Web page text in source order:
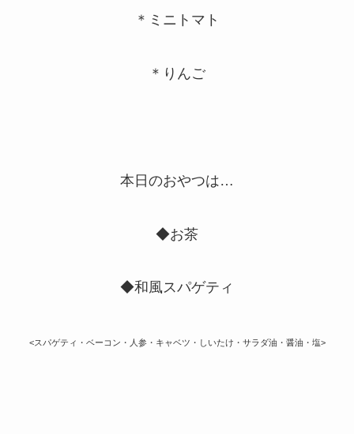
＊ミニトマト
＊りんご
本日のおやつは…
◆お茶
◆和風スパゲティ
<スパゲティ・ベーコン・人参・キャベツ・しいたけ・サラダ油・醤油・塩>